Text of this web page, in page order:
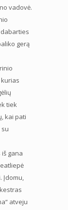
vadovė.
gerą
tiek
kai pati
gana
Įdomu,
atveju